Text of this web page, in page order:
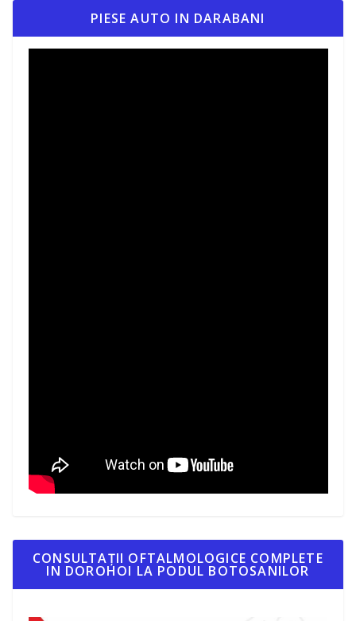
PIESE AUTO IN DARABANI
CONSULTAȚII OFTALMOLOGICE COMPLETE
IN DOROHOI LA PODUL BOTOSANILOR